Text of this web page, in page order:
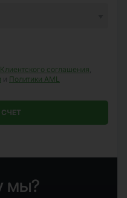
Клиентского соглашения
и Политики AML
мы?